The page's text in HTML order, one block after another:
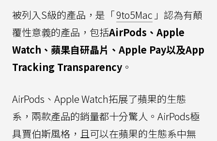
被列入S級的產品，是「9to5Mac 」認為有顛
覆性意義的產品，包括AirPods、Apple
Watch、蘋果自研晶片、Apple Pay以及App
Tracking Transparency 。
AirPods、Apple Watch拓展了蘋果的生態
系，兩款產品的銷量都十分驚人。AirPods極
具賈伯斯風格，且可以在蘋果的生態系中無